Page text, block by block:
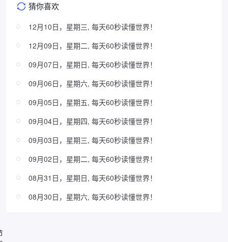
猜你喜欢
12月10日，星期三, 每天60秒读懂世界！
12月09日，星期二, 每天60秒读懂世界！
09月07日，星期日, 每天60秒读懂世界！
09月06日，星期六, 每天60秒读懂世界！
09月05日，星期五, 每天60秒读懂世界！
09月04日，星期四, 每天60秒读懂世界！
09月03日，星期三, 每天60秒读懂世界！
09月02日，星期二, 每天60秒读懂世界！
08月31日，星期日, 每天60秒读懂世界！
08月30日，星期六, 每天60秒读懂世界！